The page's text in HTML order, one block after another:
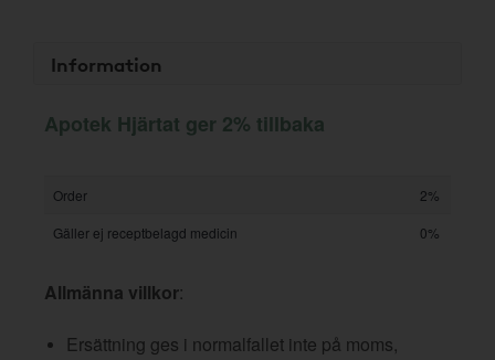
Information
Apotek Hjärtat ger 2% tillbaka
Order
2%
Gäller ej receptbelagd medicin
0%
Allmänna villkor:
Ersättning ges i normalfallet inte på moms,